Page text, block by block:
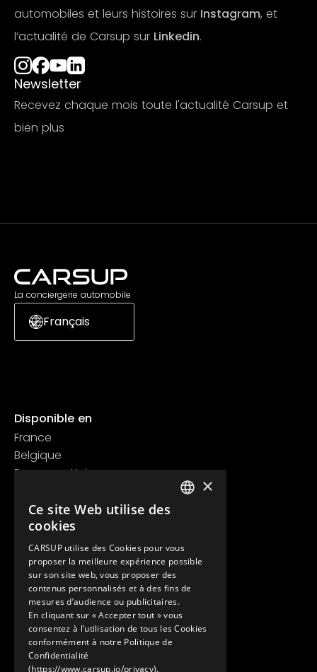
automobiles et leurs histoires sur Instagram, et
l’actualité de Carsup sur Linkedin.
Newsletter
Recevez chaque mois toute l'actualité Carsup et
bien plus
La conciergerie automobile
Français
Disponible en
France
Belgique
Royaume Uni
Contact
+33 1 89 47 00 43
contact@carsup.io
Page contact
Découvrir
Nos Conciergeries
Nos services
Le Showroom
×
Ce site Web utilise des
cookies
CARSUP utilise des Cookies pour vous
proposer la meilleure expérience possible
sur son site web, vous proposer des
contenus personnalisés et à des fins de
mesures d’audience ou publicitaires.
En cliquant sur « Accepter tout » vous
consentez à l’utilisation de tous les Cookies
conformément à notre Politique de
Confidentialité
(https://www.carsup.io/privacy).